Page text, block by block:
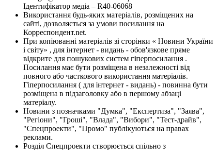
Ідентифікатор медіа – R40-06068
Використання будь-яких матеріалів, розміщених на
сайті, дозволяється за умови посилання на
Корреспондент.net.
При копіюванні матеріалів зі сторінки « Новини України
і світу» , для інтернет - видань - обов'язкове пряме
відкрите для пошукових систем гіперпосилання .
Посилання має бути розміщена в незалежності від
повного або часткового використання матеріалів.
Гіперпосилання ( для інтернет - видань) - повинна бути
розміщена в підзаголовку або в першому абзаці
матеріалу.
Новини з позначками "Думка", "Експертиза", "Заява",
"Регіони", "Гроші", "Влада", "Вибори", "Тест-драйв",
"Спецпроекти", "Промо" публікуються на правах
реклами.
Розділ Спецпроекти створюється спільно з